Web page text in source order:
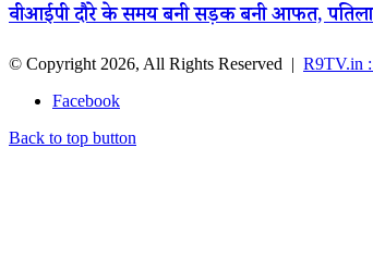
वीआईपी दौरे के समय बनी सड़क बनी आफत, पतिलार
© Copyright 2026, All Rights Reserved | R9TV.in
Facebook
Back to top button